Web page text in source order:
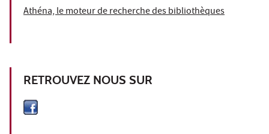
Athéna, le moteur de recherche des bibliothèques
RETROUVEZ NOUS SUR